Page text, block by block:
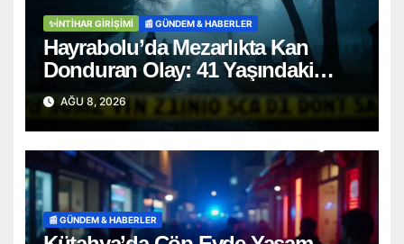
✨İNTIHAR GIRIŞIMI 📰 GÜNDEM & HABERLER
Hayrabolu’da Mezarlıkta Kan
Donduran Olay: 41 Yaşındaki
Şahıs Ağaca Asılı Bulundu
AĞU 8, 2026
📰 GÜNDEM & HABERLER